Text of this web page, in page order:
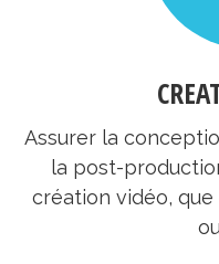
Assurer la
la post-
création vidéo,